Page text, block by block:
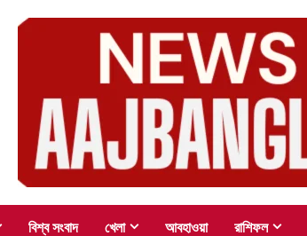
বিশ্ব সংবাদ খেলা আবহাওয়া রাশিফল